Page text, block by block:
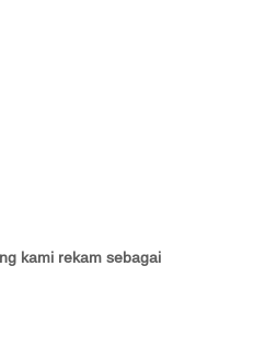
kami rekam sebagai